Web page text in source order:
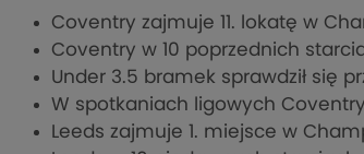
Coventry zajmuje 11. lokatę w
Coventry w 10 poprzednich
Under 3.5 bramek sprawdził się
W spotkaniach ligowych
Leeds zajmuje 1. miejsce w